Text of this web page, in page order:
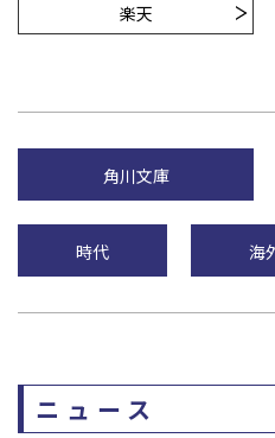
楽天
角川文庫
時代 海
ニュース